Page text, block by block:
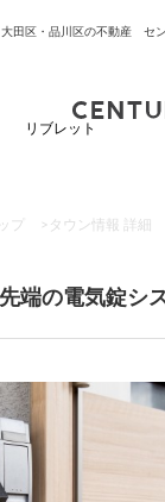
大田区・品川区の不動産 セ
リブレット
プ > タウン情報 詳細
端の電気錠シ